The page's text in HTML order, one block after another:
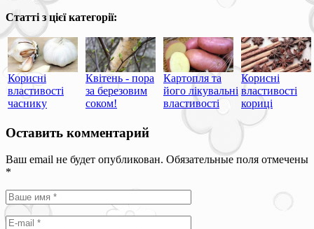
Статті з цієї категорії:
Корисні
властивості
часнику
Квітень - пора
за березовим
соком!
Картопля та
його лікувальні
властивості
Корисні
властивості
кориці
Оставить комментарий
Ваш email не будет опубликован. Обязательные поля отмечены
*